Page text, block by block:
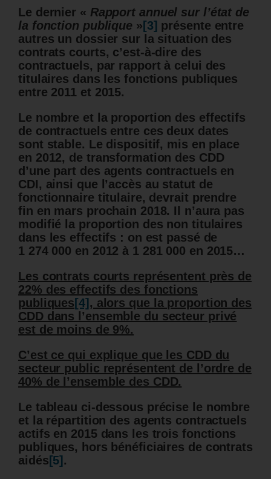
Le dernier « Rapport annuel sur l’état de
la fonction publique » [3] présente entre
autres un dossier sur la situation des
contrats courts, c’est-à-dire des
contractuels, par rapport à celui des
titulaires dans les fonctions publiques
entre 2011 et 2015.
Le nombre et la proportion des effectifs
de contractuels entre ces deux dates
sont stable. Le dispositif, mis en place
en 2012, de transformation des CDD
d’une part des agents contractuels en
CDI, ainsi que l’accès au statut de
fonctionnaire titulaire, devrait prendre
fin en mars prochain 2018. Il n’aura pas
modifié la proportion des non titulaires
dans les effectifs : on est passé de
1 274 000 en 2012 à 1 281 000 en 2015…
Les contrats courts représentent près de
22% des effectifs des fonctions
publiques [4] , alors que la proportion des
CDD dans l’ensemble du secteur privé
est de moins de 9%.
C’est ce qui explique que les CDD du
secteur public représentent de l’ordre de
40% de l’ensemble des CDD.
Le tableau ci-dessous précise le nombre
et la répartition des agents contractuels
actifs en 2015 dans les trois fonctions
publiques, hors bénéficiaires de contrats
aidés [5] .